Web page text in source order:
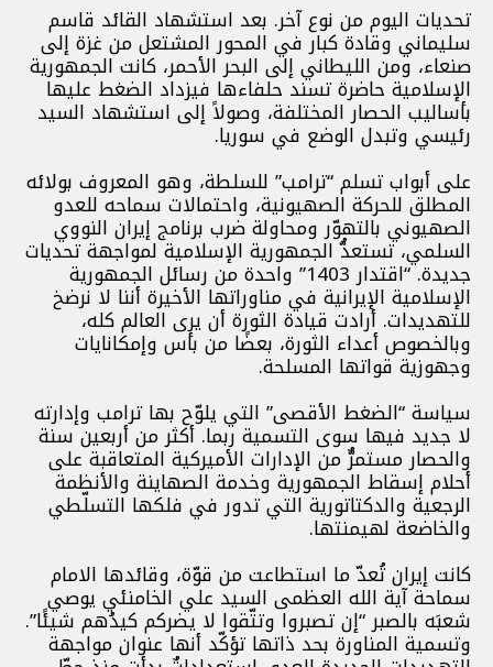
تحديات اليوم من نوع آخر. بعد استشهاد القائد قاسم
سليماني وقادة كبار في المحور المشتعل من غزة إلى
صنعاء، ومن الليطاني إلى البحر الأحمر، كانت الجمهورية
الإسلامية حاضرة تسند حلفاءها فيزداد الضغط عليها
بأساليب الحصار المختلفة، وصولاً إلى استشهاد السيد
رئيسي وتبدل الوضع في سوريا.
على أبواب تسلم “ترامب” للسلطة، وهو المعروف بولائه
المطلق للحركة الصهيونية، واحتمالات سماحه للعدو
الصهيوني بالتهوّر ومحاولة ضرب برنامج إيران النووي
السلمي، تستعدُّ الجمهورية الإسلامية لمواجهة تحديات
جديدة. “اقتدار 1403” واحدة من رسائل الجمهورية
الإسلامية الإيرانية في مناوراتها الأخيرة أننا لا نرضخ
للتهديدات. أرادت قيادة الثورة أن يرى العالم كله،
وبالخصوص أعداء الثورة، بعضًا من بأس وإمكانايات
وجهوزية قواتها المسلحة.
سياسة “الضغط الأقصى” التي يلوّح بها ترامب وإدارته
لا جديد فيها سوى التسمية ربما. أكثر من أربعين سنة
والحصار مستمرٌّ من الإدارات الأميركية المتعاقبة على
أحلام إسقاط الجمهورية وخدمة الصهاينة والأنظمة
الرجعية والدكتاتورية التي تدور في فلكها التسلّطي
والخاضعة لهيمنتها.
كانت إيران تُعدّ ما استطاعت من قوّة، وقائدها الامام
سماحة آية الله العظمى السيد علي الخامنئي يوصي
شعبَه بالصبر “إن تصبروا وتتّقوا لا يضركم كيدُهم شيئًا”.
وتسمية المناورة بحد ذاتها تؤكّد أنها عنوان مواجهة